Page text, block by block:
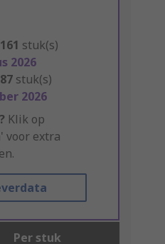
161 stuk(s)
2026
87 stuk(s)
2026
Klik op
voor extra
Per stuk